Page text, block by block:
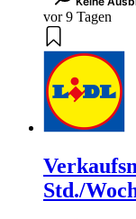
vor 9 Tagen
Std./